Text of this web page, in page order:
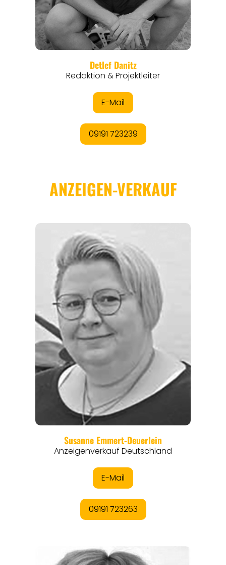
REGIONEN
ORTE